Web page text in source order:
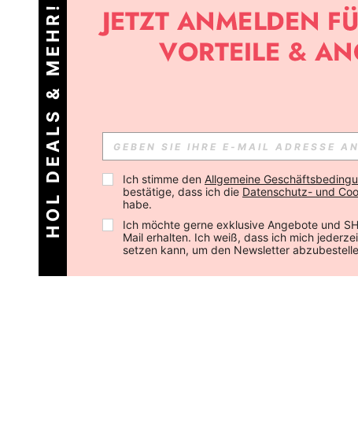
HOL DEALS & MEHR! Ich stimme den Allgemeine
bestätige, dass ich die Datenschutz- und
habe.
Ich möchte gerne exklusive Angebote und
Mail erhalten. Ich weiß, dass ich mich
setzen kann, um den Newsletter